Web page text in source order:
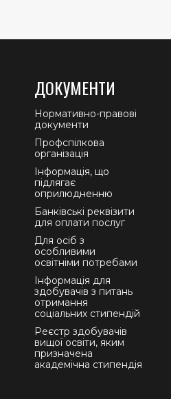
ДОКУМЕНТИ
Нормативно-правові
документи
Профспілкова
організація
Інформація, що
підлягає
оприлюдненню
Банківські реквізити
для оплати послуг
Для осіб з
особливими
освітніми потребами
Інформація для
здобувачів з питань
отримання
соціальних стипендій
Реєстр здобувачів
вищої освіти, яким
призначена
академічна стипендія